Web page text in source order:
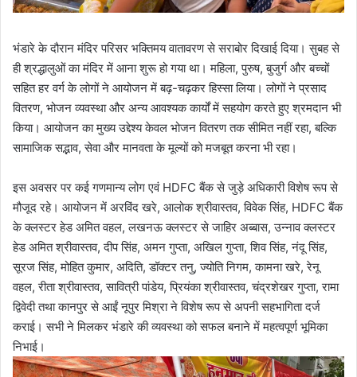
भंडारे के दौरान मंदिर परिसर भक्तिमय वातावरण से सराबोर दिखाई दिया। सुबह से
ही श्रद्धालुओं का मंदिर में आना शुरू हो गया था। महिला, पुरुष, बुजुर्ग और बच्चों
सहित हर वर्ग के लोगों ने आयोजन में बढ़-चढ़कर हिस्सा लिया। लोगों ने प्रसाद
वितरण, भोजन व्यवस्था और अन्य आवश्यक कार्यों में सहयोग करते हुए श्रमदान भी
किया। आयोजन का मुख्य उद्देश्य केवल भोजन वितरण तक सीमित नहीं रहा, बल्कि
सामाजिक सद्भाव, सेवा और मानवता के मूल्यों को मजबूत करना भी रहा।
इस अवसर पर कई गणमान्य लोग एवं HDFC बैंक से जुड़े अधिकारी विशेष रूप से
मौजूद रहे। आयोजन में अरविंद खरे, आलोक श्रीवास्तव, विवेक सिंह, HDFC बैंक
के क्लस्टर हेड अमित वहल, लखनऊ क्लस्टर से जाहिर अब्बास, उन्नाव क्लस्टर
हेड अमित श्रीवास्तव, दीप सिंह, अमन गुप्ता, अखिल गुप्ता, शिव सिंह, नंदू सिंह,
सूरज सिंह, मोहित कुमार, अदिति, डॉक्टर तनु, ज्योति निगम, कामना खरे, रेनू
वहल, रीता श्रीवास्तव, सावित्री पांडेय, प्रियंका श्रीवास्तव, चंद्रशेखर गुप्ता, रामा
द्विवेदी तथा कानपुर से आईं नूपुर मिश्रा ने विशेष रूप से अपनी सहभागिता दर्ज
कराई। सभी ने मिलकर भंडारे की व्यवस्था को सफल बनाने में महत्वपूर्ण भूमिका
निभाई।